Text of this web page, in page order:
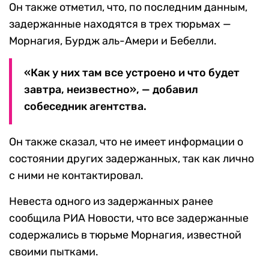
Он также отметил, что, по последним данным,
задержанные находятся в трех тюрьмах —
Морнагия, Бурдж аль-Амери и Бебелли.
«Как у них там все устроено и что будет
завтра, неизвестно», — добавил
собеседник агентства.
Он также сказал, что не имеет информации о
состоянии других задержанных, так как лично
с ними не контактировал.
Невеста одного из задержанных ранее
сообщила РИА Новости, что все задержанные
содержались в тюрьме Морнагия, известной
своими пытками.